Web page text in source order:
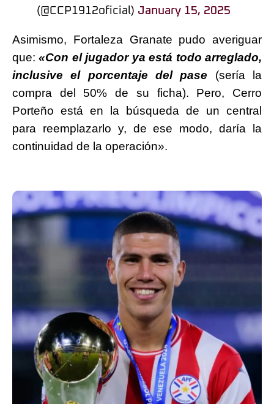
(@CCP1912oficial) January 15, 2025
Asimismo, Fortaleza Granate pudo averiguar
que:«Con el jugador ya está todo arreglado,
inclusive el porcentaje del pase
(sería la
compra del 50% de su ficha). Pero, Cerro
Porteño está en la búsqueda de un central
para reemplazarlo y, de ese modo, daría la
continuidad de la operación».